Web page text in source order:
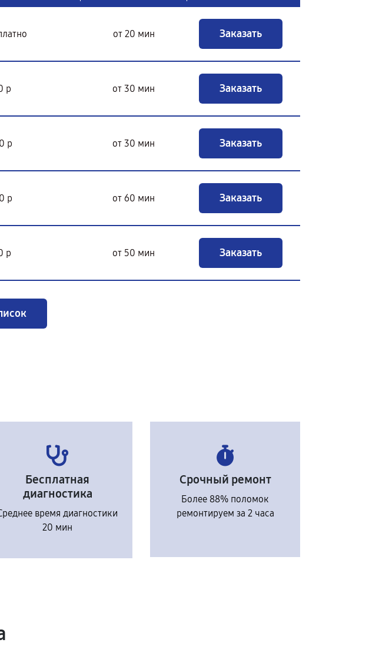
от 20 мин Заказать
р от 30 мин Заказать
р от 30 мин Заказать
р от 60 мин Заказать
р от 50 мин Заказать
Бесплатная
диагностика
время диагностики
20 мин
Срочный ремонт
Более 88% поломок
ремонтируем за 2 часа